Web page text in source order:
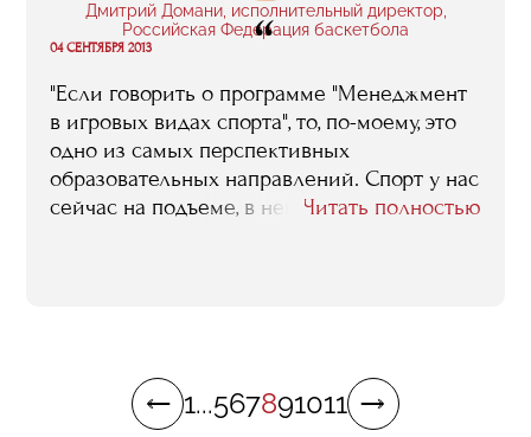
Дмитрий Домани, исполнительный директор,
Российская Федерация баскетбола
“
04 СЕНТЯБРЯ 2013
"Если говорить о программе "Менеджмент
в игровых видах спорта", то, по-моему, это
одно из самых перспективных
образовательных направлений. Спорт у нас
сейчас на подъеме, в него вкладывается
каждым днем становится все острее".
Читать полностью
1...567891011